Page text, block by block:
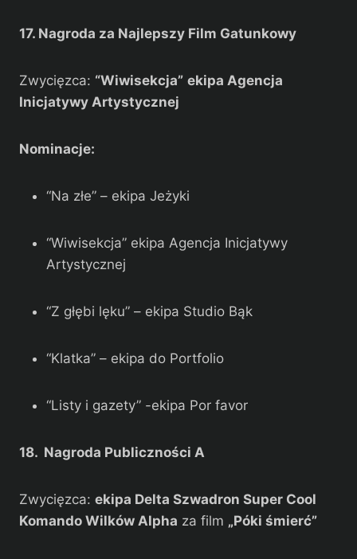
17. Nagroda za Najlepszy Film Gatunkowy
Zwycięzca: “Wiwisekcja” ekipa Agencja
Inicjatywy Artystycznej
Nominacje:
“Na złe” – ekipa Jeżyki
“Wiwisekcja” ekipa Agencja Inicjatywy
Artystycznej
“Z głębi lęku” – ekipa Studio Bąk
“Klatka” – ekipa do Portfolio
“Listy i gazety” -ekipa Por favor
18. Nagroda Publiczności A
Zwycięzca: ekipa Delta Szwadron Super Cool
Komando Wilków Alpha za film „Póki śmierć”